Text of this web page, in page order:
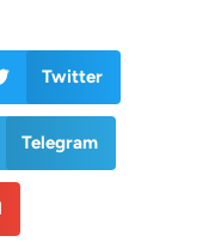
Twitter
Telegram